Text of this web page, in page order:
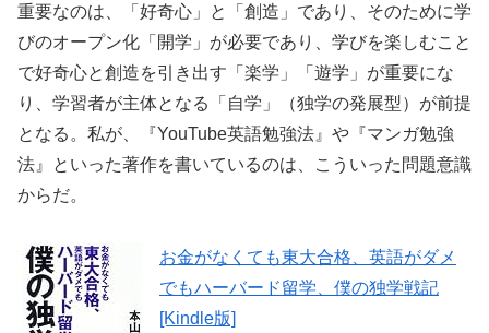
重要なのは、「好奇心」と「創造」であり、そのために学
びのオープン化「開学」が必要であり、学びを楽しむこと
で好奇心と創造を引き出す「楽学」「遊学」が重要にな
り、学習者が主体となる「自学」（独学の発展型）が前提
となる。私が、『YouTube英語勉強法』や『マンガ勉強
法』といった著作を書いているのは、こういった問題意識
からだ。
お金がなくても東大合格、英語がダメ
でもハーバード留学、僕の独学戦記
[Kindle版]